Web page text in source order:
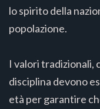
lo spirito della
popolazione.
I valori tradizionali,
disciplina devono
età per garantire